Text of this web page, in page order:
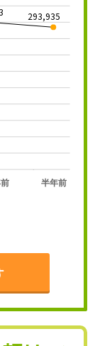
半年前
293,935